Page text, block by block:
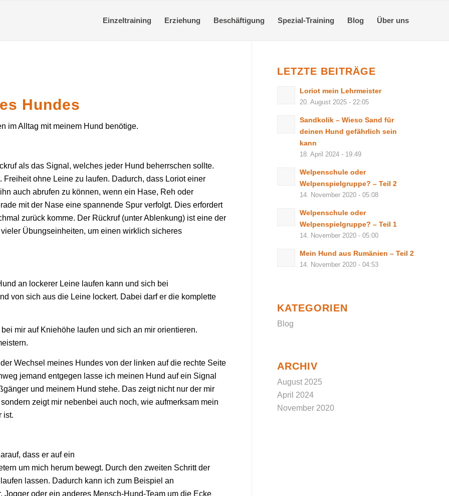
Einzeltraining Erziehung Beschäftigung Spezial-Training Blog Über uns
Hundes
im Alltag mit meinem Hund benötige.
als das Signal, welches jeder Hund beherrschen sollte.
ohne Leine zu laufen. Dadurch, dass Loriot einer
auch abrufen zu können, wenn ein Hase, Reh oder
mit der Nase eine spannende Spur verfolgt. Dies erfordert
zurück komme. Der Rückruf (unter Ablenkung) ist eine der
Übungseinheiten, um einen wirklich sicheres
an lockerer Leine laufen kann und sich bei
von sich aus die Leine lockert. Dabei darf er die komplette
mir auf Kniehöhe laufen und sich an mir orientieren.
Wechsel meines Hundes von der linken auf die rechte Seite
jemand entgegen lasse ich meinen Hund auf ein Signal
und meinem Hund stehe. Das zeigt nicht nur der mir
zeigt mir nebenbei auch noch, wie aufmerksam mein
ist.
dass er auf ein
um mich herum bewegt. Durch den zweiten Schritt der
lassen. Dadurch kann ich zum Beispiel an
oder ein anderes Mensch-Hund-Team um die Ecke
LETZTE BEITRÄGE
Loriot mein Lehrmeister
20. August 2025 - 22:05
Sandkolik – Wieso Sand für
deinen Hund gefährlich sein
kann
18. April 2024 - 19:49
Welpenschule oder
Welpenspielgruppe? – Teil 2
14. November 2020 - 05:08
Welpenschule oder
Welpenspielgruppe? – Teil 1
14. November 2020 - 05:00
Mein Hund aus Rumänien – Teil 2
14. November 2020 - 04:53
KATEGORIEN
Blog
ARCHIV
August 2025
April 2024
November 2020